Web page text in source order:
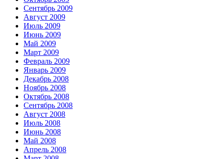
Сентябрь 2009
Август 2009
Июль 2009
Июнь 2009
Май 2009
Март 2009
Февраль 2009
Январь 2009
Декабрь 2008
Ноябрь 2008
Октябрь 2008
Сентябрь 2008
Август 2008
Июль 2008
Июнь 2008
Май 2008
Апрель 2008